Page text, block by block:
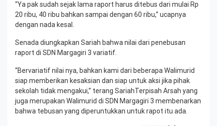
“Ya pak sudah sejak lama raport harus ditebus dari mulai Rp
20 ribu, 40 ribu bahkan sampai dengan 60 ribu,” ucapnya
dengan nada kesal.
Senada diungkapkan Sariah bahwa nilai dari penebusan
raport di SDN Margagiri 3 variatif.
“Bervariatif nilai nya, bahkan kami dari beberapa Walimurid
siap memberikan kesaksian dan siap untuk aksi jika pihak
sekolah tidak mengakui,” terang SariahTerpisah Arsah yang
juga merupakan Walimurid di SDN Margagiri 3 membenarkan
bahwa tebusan yang diperuntukkan untuk rapot itu ada.